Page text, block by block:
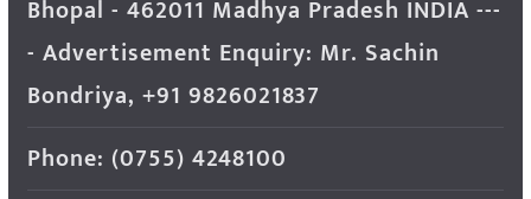
Bhopal - 462011 Madhya Pradesh INDIA ---
- Advertisement Enquiry: Mr. Sachin
Bondriya, +91 9826021837
Phone: (0755) 4248100